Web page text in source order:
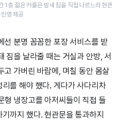
1층 젊은 커플은 밤새 짐을 직접 나르느라 현관
영 제공
선 분명 꼼꼼한 포장 서비스를 받
짐을 날라줄 때는 거실과 안방, 서
고 가버린 바람에, 며칠 동안 몸살
를 해야 했다. 게다가 사다리차
형 냉장고를 아저씨들이 직접 들
까지 했다. 현관문을 통과하지